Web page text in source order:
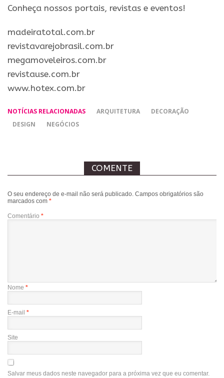
​Conheça nossos ​portais, revistas e eventos​!
madeiratotal.com.br
revistavarejobrasil.com.br
megamoveleiros.com.br
revistause.com.br
www.hotex.com.br
NOTÍCIAS RELACIONADAS ARQUITETURA
DECORAÇÃO
DESIGN
NEGÓCIOS
COMENTE
O seu endereço de e-mail não será publicado. Campos obrigatórios são
marcados com *
Comentário *
Nome *
E-mail *
Site
Salvar meus dados neste navegador para a próxima vez que eu comentar.